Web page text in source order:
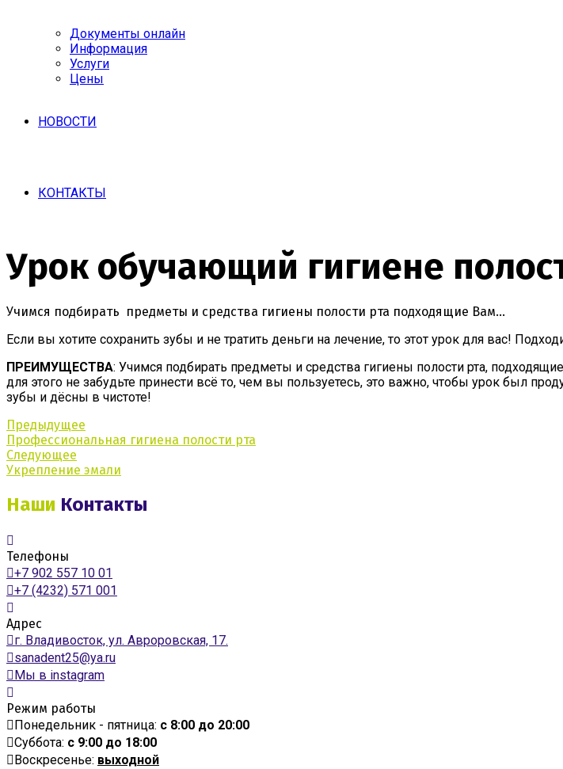
Документы онлайн
Информация
Услуги
Цены
НОВОСТИ
КОНТАКТЫ
Урок обучающий гигиене
Учимся подбирать предметы и средства гигиены полости рта подходящие Вам...
Если вы хотите сохранить зубы и не тратить деньги на лечение, то этот урок для вас!
ПРЕИМУЩЕСТВА: Учимся подбирать предметы и средства гигиены полости рта,
для этого не забудьте принести всё то, чем вы пользуетесь, это важно, чтобы урок был
зубы и дёсны в чистоте!
Предыдущее
Профессиональная гигиена полости рта
Следующее
Укрепление эмали
Наши Контакты
Телефоны
+7 902 557 10 01
+7 (4232) 571 001
Адрес
г. Владивосток, ул. Авроровская, 17.
sanadent25@ya.ru
Мы в instagram
Режим работы
Понедельник - пятница: с 8:00 до 20:00
Суббота: с 9:00 до 18:00
Воскресенье: выходной